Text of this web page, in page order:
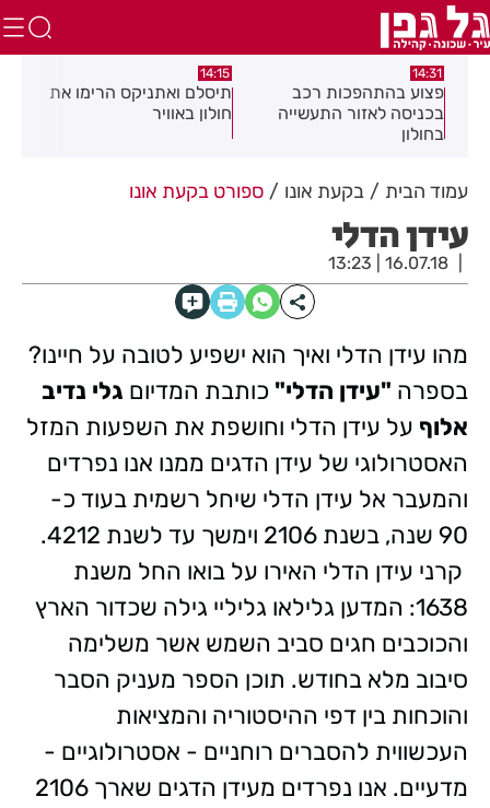
14:31
פצוע בהתהפכות רכב
בכניסה לאזור התעשייה
בחולון
14:15
תיסלם ואתניקס הרימו את
חולון באוויר
עמוד הבית בקעת אונו ספורט בקעת אונו
עידן הדלי
16.07.18 | 13:23
מהו עידן הדלי ואיך הוא ישפיע לטובה על חיינו?
בספרה "עידן הדלי" כותבת המדיום גלי נדיב
אלוף על עידן הדלי וחושפת את השפעות המזל
האסטרולוגי של עידן הדגים ממנו אנו נפרדים
והמעבר אל עידן הדלי שיחל רשמית בעוד כ-
90 שנה, בשנת 2106 וימשך עד לשנת 4212.
קרני עידן הדלי האירו על בואו החל משנת
1638: המדען גלילאו גליליי גילה שכדור הארץ
והכוכבים חגים סביב השמש אשר משלימה
סיבוב מלא בחודש. תוכן הספר מעניק הסבר
והוכחות בין דפי ההיסטוריה והמציאות
העכשווית להסברים רוחניים - אסטרולוגיים -
מדעיים. אנו נפרדים מעידן הדגים שארך 2106